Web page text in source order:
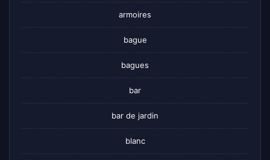
armoires
bague
bagues
bar
bar de jardin
blanc